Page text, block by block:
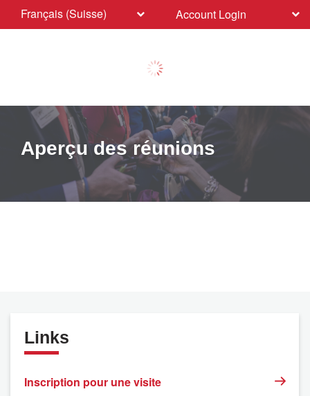
Français (Suisse) Account Login
Aperçu des réunions
Links
Inscription pour une visite